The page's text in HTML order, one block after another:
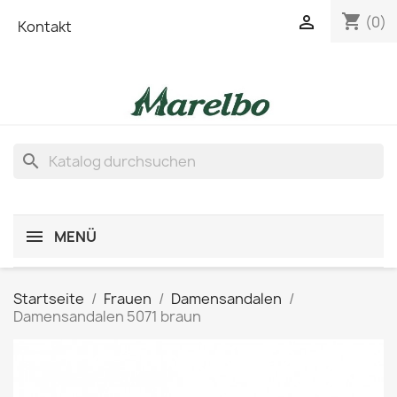
Kontakt shopping_cart (0)

search
MENÜ
Startseite Frauen
Damensandalen
Damensandalen 5071 braun